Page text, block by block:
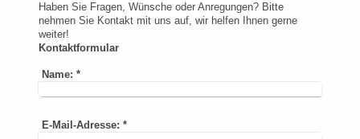
Haben Sie Fragen, Wünsche oder Anregungen? Bitte
nehmen Sie Kontakt mit uns auf, wir helfen Ihnen gerne
weiter!
Kontaktformular
Name: *
E-Mail-Adresse: *